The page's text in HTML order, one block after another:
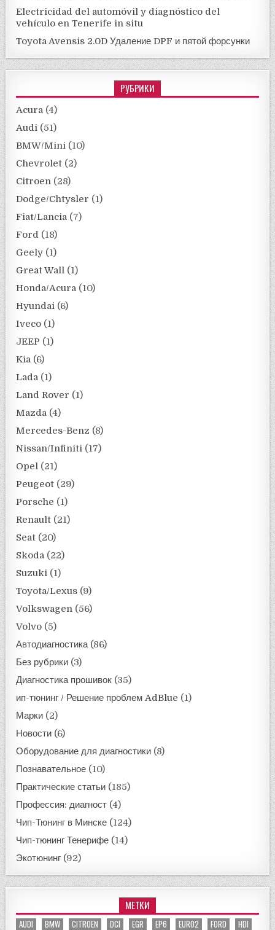
Electricidad del automóvil y diagnóstico del
vehículo en Tenerife in situ
Toyota Avensis 2.0D Удаление DPF и пятой форсунки
РУБРИКИ
Acura (4)
Audi (51)
BMW/Mini (10)
Chevrolet (2)
Citroen (28)
Dodge/Chtysler (1)
Fiat/Lancia (7)
Ford (18)
Geely (1)
Great Wall (1)
Honda/Acura (10)
Hyundai (6)
Iveco (1)
JEEP (1)
Kia (6)
Lada (1)
Land Rover (1)
Mazda (4)
Mercedes-Benz (8)
Nissan/Infiniti (17)
Opel (21)
Peugeot (29)
Porsche (1)
Renault (21)
Seat (20)
Skoda (22)
Suzuki (1)
Toyota/Lexus (9)
Volkswagen (56)
Volvo (5)
Автодиагностика(86)
Без рубрики (3)
Диагностика прошивок (35)
ип-тюнинг / Решение проблем AdBlue (1)
Марки (2)
Новости (6)
Оборудование для диагностики (8)
Познавательное (10)
Практические статьи (185)
Профессия: диагност (4)
Чип-Тюнинг в Минске (124)
Чип-тюнинг Тенерифе (14)
Экотюнинг (92)
МЕТКИ
AUDI BMW CITROEN DCI EGR EP6 EURO2 FORD HDI